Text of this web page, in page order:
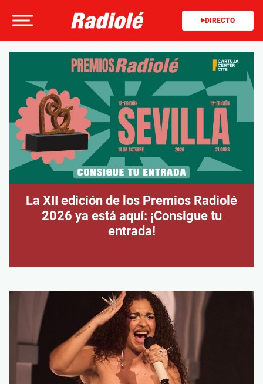
DIRECTO
La XII edición de los Premios Radiolé
2026 ya está aquí: ¡Consigue tu
entrada!